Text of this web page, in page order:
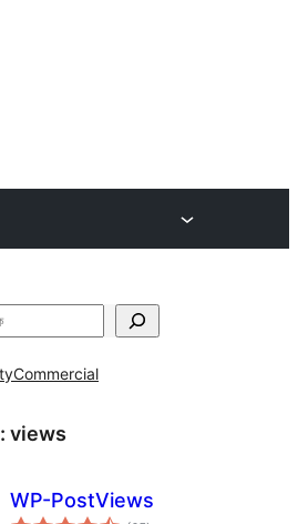
Commercial
views
WP-PostViews
টা